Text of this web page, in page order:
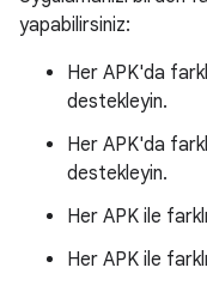
yapabilirsiniz:
Her APK'da
destekleyin.
Her APK'da
destekleyin.
Her APK ile
Her APK ile